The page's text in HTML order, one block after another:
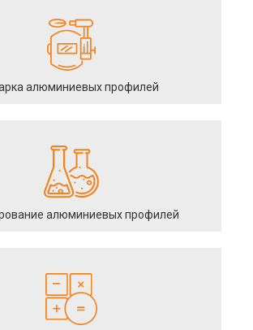
алюминиевых профилей
алюминиевых профилей